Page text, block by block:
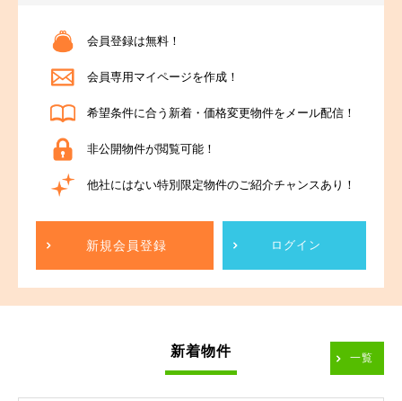
会員登録は無料！
会員専用マイページを作成！
希望条件に合う新着・価格変更物件をメール配信！
非公開物件が閲覧可能！
他社にはない特別限定物件のご紹介チャンスあり！
新規会員登録 ログイン
新着物件 一覧